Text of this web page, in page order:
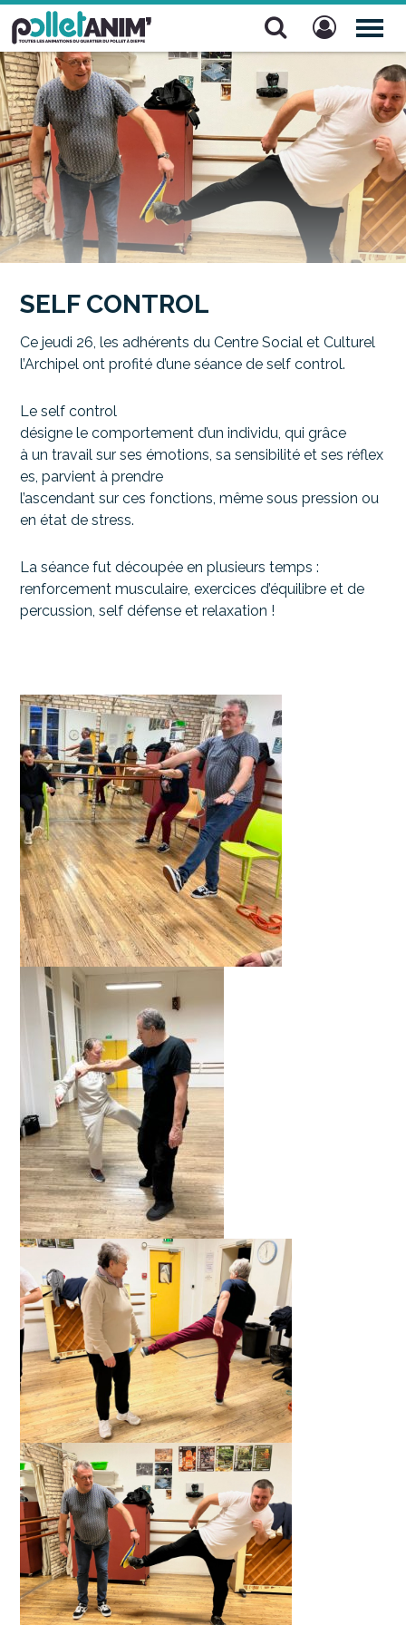
Pollet Anim'
SELF CONTROL
Ce jeudi 26, les adhérents du Centre Social et Culturel
l’Archipel ont profité d’une séance de self control.
Le self control
désigne le comportement d’un individu, qui grâce
à un travail sur ses émotions, sa sensibilité et ses réflex
es, parvient à prendre
l’ascendant sur ces fonctions, même sous pression ou
en état de stress.
La séance fut découpée en plusieurs temps :
renforcement musculaire, exercices d’équilibre et de
percussion, self défense et relaxation !